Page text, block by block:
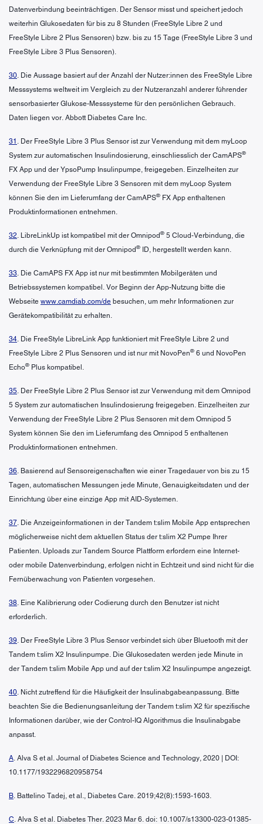
Datenverbindung beeinträchtigen. Der Sensor misst und speichert jedoch
weiterhin Glukosedaten für bis zu 8 Stunden (FreeStyle Libre 2 und
FreeStyle Libre 2 Plus Sensoren) bzw. bis zu 15 Tage (FreeStyle Libre 3 und
FreeStyle Libre 3 Plus Sensoren).
30. Die Aussage basiert auf der Anzahl der Nutzer:innen des FreeStyle Libre
Messsystems weltweit im Vergleich zu der Nutzeranzahl anderer führender
sensorbasierter Glukose-Messsysteme für den persönlichen Gebrauch.
Daten liegen vor. Abbott Diabetes Care Inc.
31 . Der FreeStyle Libre 3 Plus Sensor ist zur Verwendung mit dem myLoop
System zur automatischen Insulindosierung, einschliesslich der CamAPS®
FX App und der YpsoPump Insulinpumpe, freigegeben. Einzelheiten zur
Verwendung der FreeStyle Libre 3 Sensoren mit dem myLoop System
können Sie den im Lieferumfang der CamAPS® FX App enthaltenen
Produktinformationen entnehmen.
32. LibreLinkUp ist kompatibel mit der Omnipod® 5 Cloud-Verbindung, die
durch die Verknüpfung mit der Omnipod® ID, hergestellt werden kann.
33. Die CamAPS FX App ist nur mit bestimmten Mobilgeräten und
Betriebssystemen kompatibel. Vor Beginn der App-Nutzung bitte die
Webseite www.camdiab.com/de besuchen, um mehr Informationen zur
Gerätekompatibilität zu erhalten.
34. Die FreeStyle LibreLink App funktioniert mit FreeStyle Libre 2 und
FreeStyle Libre 2 Plus Sensoren und ist nur mit NovoPen® 6 und NovoPen
Echo® Plus kompatibel.
35. Der FreeStyle Libre 2 Plus Sensor ist zur Verwendung mit dem Omnipod
5 System zur automatischen Insulindosierung freigegeben. Einzelheiten zur
Verwendung der FreeStyle Libre 2 Plus Sensoren mit dem Omnipod 5
System können Sie den im Lieferumfang des Omnipod 5 enthaltenen
Produktinformationen entnehmen.
36. Basierend auf Sensoreigenschaften wie einer Tragedauer von bis zu 15
Tagen, automatischen Messungen jede Minute, Genauigkeitsdaten und der
Einrichtung über eine einzige App mit AID-Systemen.
37. Die Anzeigeinformationen in der Tandem t:slim Mobile App entsprechen
möglicherweise nicht dem aktuellen Status der t:slim X2 Pumpe Ihrer
Patienten. Uploads zur Tandem Source Plattform erfordern eine Internet-
oder mobile Datenverbindung, erfolgen nicht in Echtzeit und sind nicht für die
Fernüberwachung von Patienten vorgesehen.
38. Eine Kalibrierung oder Codierung durch den Benutzer ist nicht
erforderlich.
39. Der FreeStyle Libre 3 Plus Sensor verbindet sich über Bluetooth mit der
Tandem t:slim X2 Insulinpumpe. Die Glukosedaten werden jede Minute in
der Tandem t:slim Mobile App und auf der t:slim X2 Insulinpumpe angezeigt.
40. Nicht zutreffend für die Häufigkeit der Insulinabgabeanpassung. Bitte
beachten Sie die Bedienungsanleitung der Tandem t:slim X2 für spezifische
Informationen darüber, wie der Control-IQ Algorithmus die Insulinabgabe
anpasst.
A. Alva S et al. Journal of Diabetes Science and Technology, 2020 | DOI:
10.1177/1932296820958754
B. Battelino Tadej, et al., Diabetes Care. 2019;42(8):1593-1603.
C. Alva S et al. Diabetes Ther. 2023 Mar 6. doi: 10.1007/s13300-023-01385-